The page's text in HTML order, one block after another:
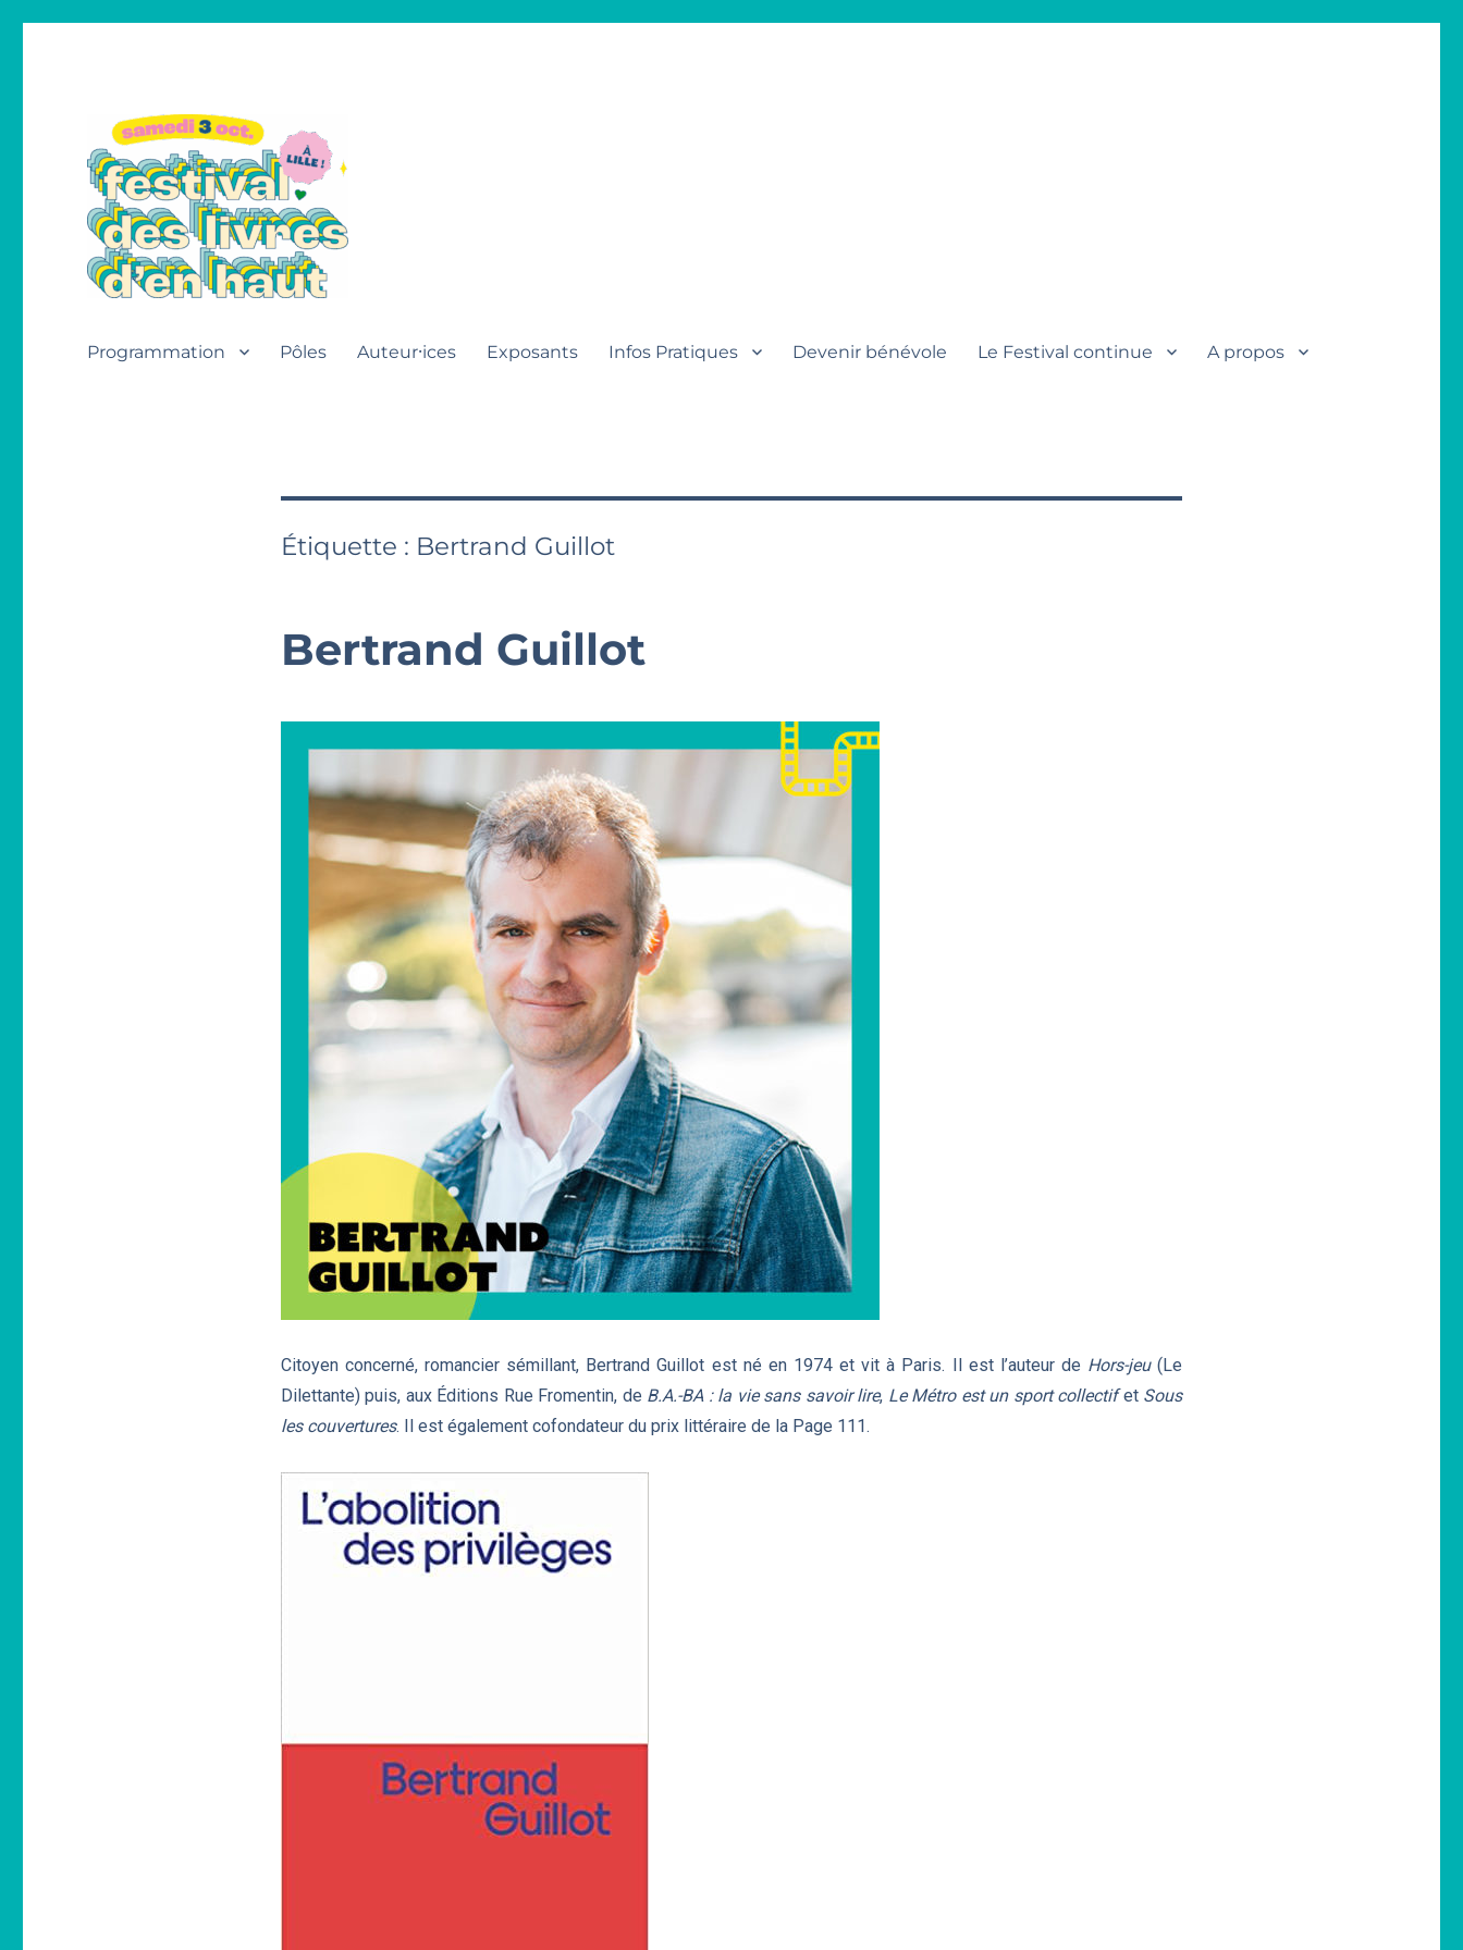
Programmation Pôles Auteur⸱ices Exposants Infos Pratiques Devenir bénévole Le Festival continue A propos
Étiquette : Bertrand Guillot
Bertrand Guillot
Citoyen concerné, romancier sémillant, Bertrand Guillot est né en 1974 et vit à Paris. Il est l’auteur de Hors-jeu(Le
Dilettante) puis, aux Éditions Rue Fromentin, de B.A.-BA : la vie sans savoir lire, Le Métro est un sport collectifet Sous
les couvertures. Il est également cofondateur du prix littéraire de la Page 111.